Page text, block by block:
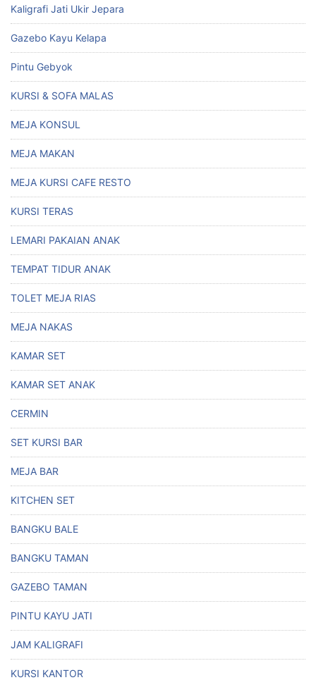
Kaligrafi Jati Ukir Jepara
Gazebo Kayu Kelapa
Pintu Gebyok
KURSI & SOFA MALAS
MEJA KONSUL
MEJA MAKAN
MEJA KURSI CAFE RESTO
KURSI TERAS
LEMARI PAKAIAN ANAK
TEMPAT TIDUR ANAK
TOLET MEJA RIAS
MEJA NAKAS
KAMAR SET
KAMAR SET ANAK
CERMIN
SET KURSI BAR
MEJA BAR
KITCHEN SET
BANGKU BALE
BANGKU TAMAN
GAZEBO TAMAN
PINTU KAYU JATI
JAM KALIGRAFI
KURSI KANTOR